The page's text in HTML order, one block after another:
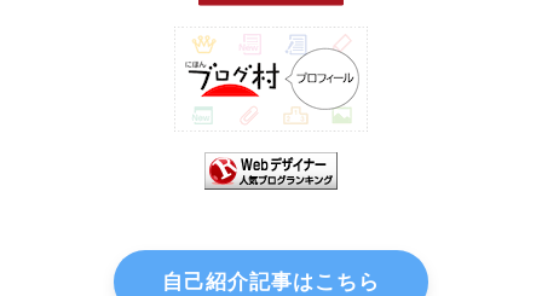
自己紹介記事はこちら